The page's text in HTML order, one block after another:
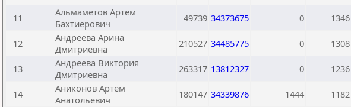
11
Альмаметов Артем
Бахтиёрович
49739 34373675 0 1346
12
Андреева Арина
Дмитриевна
210527 34485775 0 1308
13
Андреева Виктория
Дмитриевна
263317 13812327 0 1236
14
Аниконов Артем
Анатольевич
180147 34339876 1444 1182